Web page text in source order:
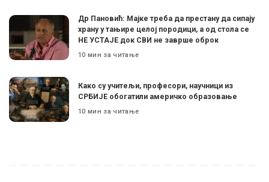
Др Пановић: Мајке треба да престану да сипају
храну у тањире целој породици, а од стола се
НЕ УСТАЈЕ док СВИ не заврше оброк
10 мин за читање
Како су учитељи, професори, научници из
СРБИЈЕ обогатили америчко образовање
10 мин за читање